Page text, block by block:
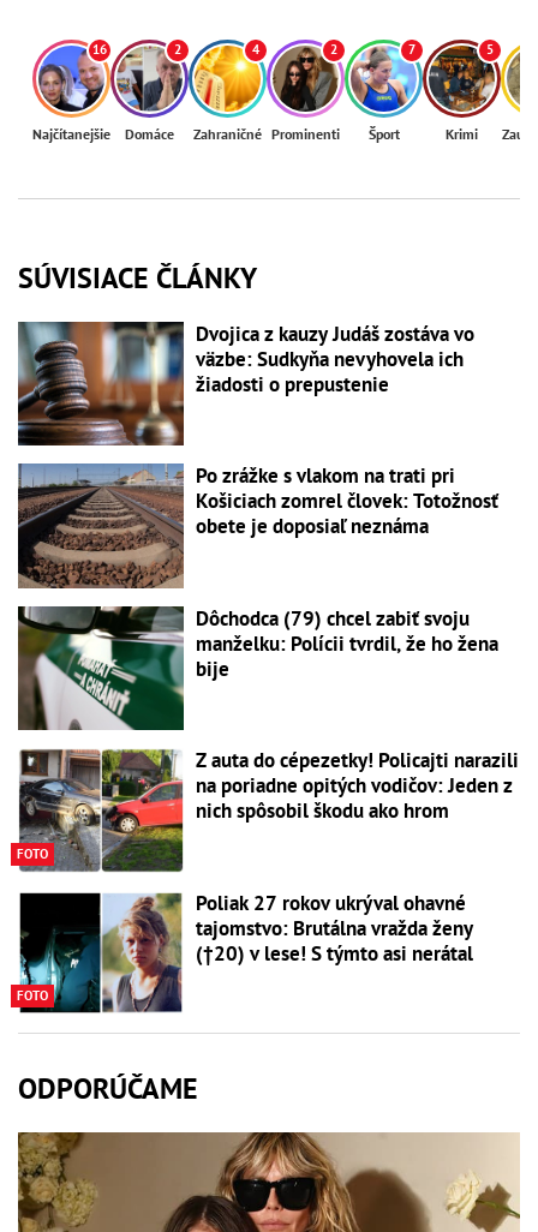
16
Najčítanejšie
2
Domáce
4
Zahraničné
2
Prominenti
7
Šport
5
Krimi
SÚVISIACE ČLÁNKY
Dvojica z kauzy Judáš zostáva vo
väzbe: Sudkyňa nevyhovela ich
žiadosti o prepustenie
Po zrážke s vlakom na trati pri
Košiciach zomrel človek: Totožnosť
obete je doposiaľ neznáma
Dôchodca (79) chcel zabiť svoju
manželku: Polícii tvrdil, že ho žena
bije
FOTO
Z auta do cépezetky! Policajti narazili
na poriadne opitých vodičov: Jeden z
nich spôsobil škodu ako hrom
FOTO
Poliak 27 rokov ukrýval ohavné
tajomstvo: Brutálna vražda ženy
(†20) v lese! S týmto asi nerátal
ODPORÚČAME